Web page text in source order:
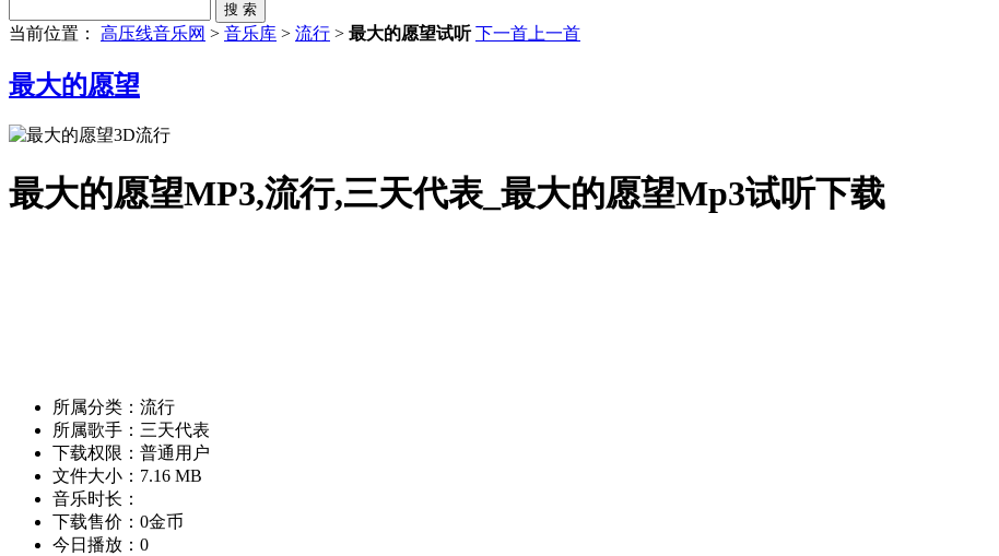
搜 索
当前位置： 高压线音乐网 > 音乐库 > 流行 > 最大的愿望试听 下一首 上一首
最大的愿望
最大的愿望MP3,流行,三天代表_最大的愿望Mp3试听下载
所属分类：流行
所属歌手：三天代表
下载权限：普通用户
文件大小：7.16 MB
音乐时长：
下载售价：0金币
今日播放：0